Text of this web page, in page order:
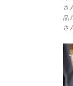
さ
品
さ